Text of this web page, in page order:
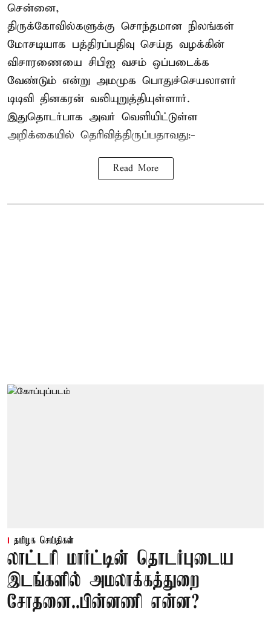
சென்னை,
திருக்கோவில்களுக்கு சொந்தமான நிலங்கள்
மோசடியாக பத்திரப்பதிவு செய்த வழக்கின்
விசாரணையை சிபிஐ வசம் ஒப்படைக்க
வேண்டும் என்று அமமுக பொதுச்செயலாளர்
டிடிவி தினகரன் வலியுறுத்தியுள்ளார்.
இதுதொடர்பாக அவர் வெளியிட்டுள்ள
அறிக்கையில் தெரிவித்திருப்பதாவது:-
Read More
தமிழக செய்திகள்
லாட்டரி மார்ட்டின் தொடர்புடைய
இடங்களில் அமலாக்கத்துறை
சோதனை..பின்னணி என்ன?